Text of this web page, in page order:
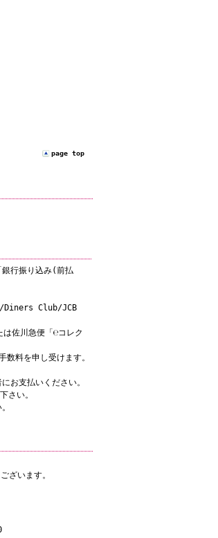
page top
銀行振り込み(前払
Diners Club/JCB
佐川急便「℮コレク
料を申し受けます。
お支払いください。
さい。
ざいます。